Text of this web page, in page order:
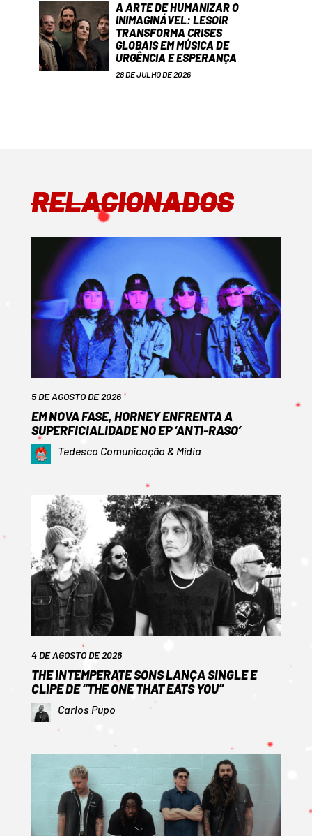
A ARTE DE HUMANIZAR O
INIMAGINÁVEL: LESOIR
TRANSFORMA CRISES
GLOBAIS EM MÚSICA DE
URGÊNCIA E ESPERANÇA
28 DE JULHO DE 2026
RELACIONADOS
5 DE AGOSTO DE 2026
EM NOVA FASE, HORNEY ENFRENTA A
SUPERFICIALIDADE NO EP ‘ANTI-RASO’
Tedesco Comunicação & Mídia
4 DE AGOSTO DE 2026
THE INTEMPERATE SONS LANÇA SINGLE E
CLIPE DE “THE ONE THAT EATS YOU”
Carlos Pupo